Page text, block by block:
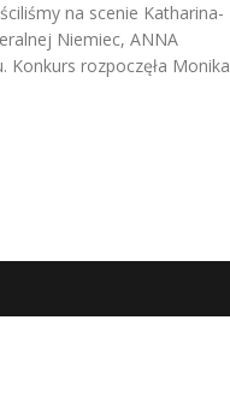
na scenie Katharina-
Niemiec, ANNA
Konkurs rozpoczęła Monika